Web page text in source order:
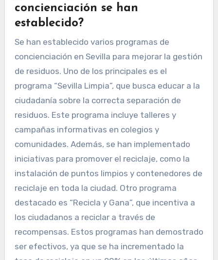
concienciación se han
establecido?
Se han establecido varios programas de
concienciación en Sevilla para mejorar la gestión
de residuos. Uno de los principales es el
programa “Sevilla Limpia”, que busca educar a la
ciudadanía sobre la correcta separación de
residuos. Este programa incluye talleres y
campañas informativas en colegios y
comunidades. Además, se han implementado
iniciativas para promover el reciclaje, como la
instalación de puntos limpios y contenedores de
reciclaje en toda la ciudad. Otro programa
destacado es “Recicla y Gana”, que incentiva a
los ciudadanos a reciclar a través de
recompensas. Estos programas han demostrado
ser efectivos, ya que se ha incrementado la